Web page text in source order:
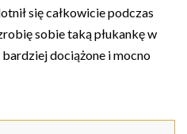
się całkowicie podczas
sobie taką płukankę w
dociążone i mocno